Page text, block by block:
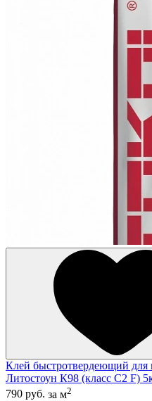
Клей быстротвердеющий для
Литостоун К98 (класс С2 F)
790 руб. за м2